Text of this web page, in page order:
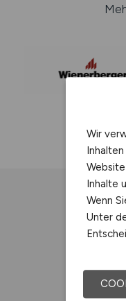
Wir
Inhalte
Wenn
Unter